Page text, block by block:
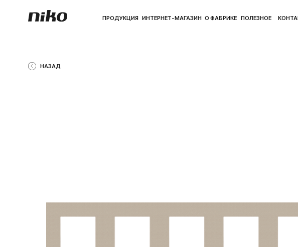
ПРОДУКЦИЯ ИНТЕРНЕТ-МАГАЗИН О ФАБРИКЕ ПОЛЕЗНОЕ КОНТАКТЫ